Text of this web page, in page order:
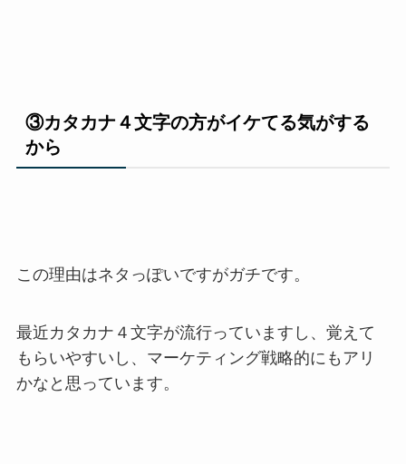
③カタカナ４文字の方がイケてる気がする
から
この理由はネタっぽいですがガチです。
最近カタカナ４文字が流行っていますし、覚えて
もらいやすいし、マーケティング戦略的にもアリ
かなと思っています。